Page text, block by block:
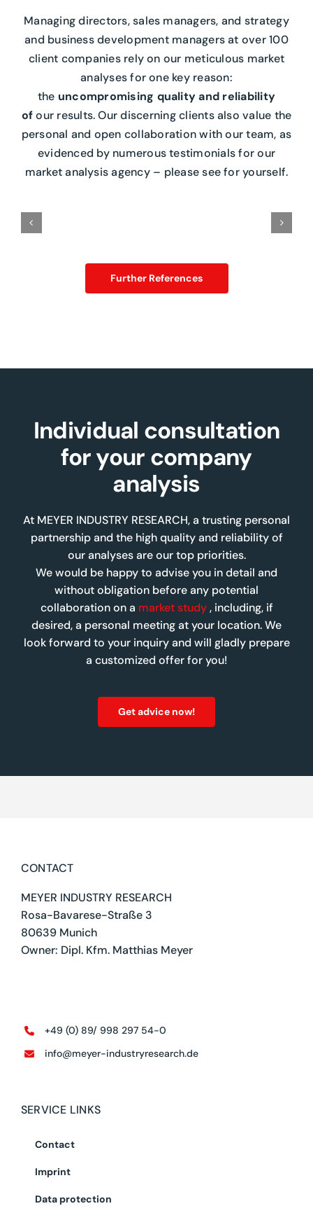
Managing directors, sales managers, and strategy
and business development managers at over 100
client companies rely on our meticulous market
analyses for one key reason:
the uncompromising quality and reliability
ofour results. Our discerning clients also value the
personal and open collaboration with our team, as
evidenced by numerous testimonials for our
market analysis agency – please see for yourself.
Further References
Individual consultation
for your company
analysis
At MEYER INDUSTRY RESEARCH, a trusting personal
partnership and the high quality and reliability of
our analyses are our top priorities.
We would be happy to advise you in detail and
without obligation before any potential
collaboration on a market study, including, if
desired, a personal meeting at your location. We
look forward to your inquiry and will gladly prepare
a customized offer for you!
Get advice now!
CONTACT
MEYER INDUSTRY RESEARCH
Rosa-Bavarese-Straße 3
80639 Munich
Owner: Dipl. Kfm. Matthias Meyer
+49 (0) 89/ 998 297 54-0
info@meyer-industryresearch.de
SERVICE LINKS
Contact
Imprint
Data protection